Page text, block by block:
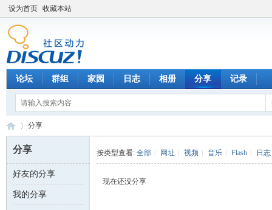
设为首页 收藏本站
论坛 群组 家园 日志 相册 分享 记录
数 ›
分享
分享
好友的分享
我的分享
按类型查看: 全部 网址 视频 音乐 Flash 日志
现在还没分享